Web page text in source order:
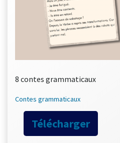
8 contes grammaticaux
Contes grammaticaux
Télécharger